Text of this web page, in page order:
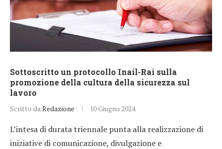
Sottoscritto un protocollo Inail-Rai sulla
promozione della cultura della sicurezza sul
lavoro
Scritto da Redazione 10 Giugno 2024
L’intesa di durata triennale punta alla realizzazione di
iniziative di comunicazione, divulgazione e